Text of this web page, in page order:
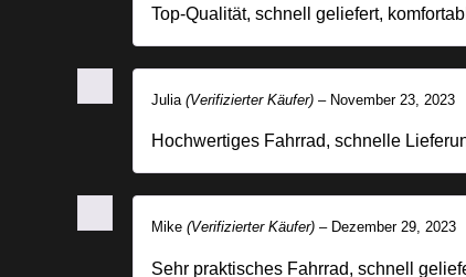
Top-Qualität, schnell geliefert,
Julia (Verifizierter Käufer) – November 23, 2023
Hochwertiges Fahrrad, schnelle
Mike (Verifizierter Käufer) – Dezember 29, 2023
Sehr praktisches Fahrrad, schnell